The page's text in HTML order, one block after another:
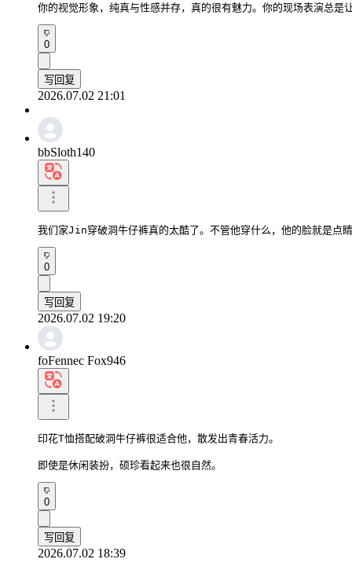
你的视觉形象，纯真与性感并存，真的很有魅力。你的现场表演总是
0
写回复
2026.07.02 21:01
bbSloth140
我们家Jin穿破洞牛仔裤真的太酷了。不管他穿什么，他的脸就是点
0
写回复
2026.07.02 19:20
foFennec Fox946
印花T恤搭配破洞牛仔裤很适合他，散发出青春活力。
即使是休闲装扮，硕珍看起来也很自然。
0
写回复
2026.07.02 18:39